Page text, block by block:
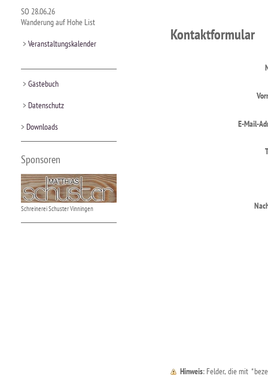
SO 28.06.26
Wanderung auf Hohe List
>Veranstaltungskalender
>Gästebuch
>Datenschutz
>Downloads
Sponsoren
Schreinerei Schuster Vinningen
Kontaktformular
E-Mail-
Hinweis : Felder, die mit *